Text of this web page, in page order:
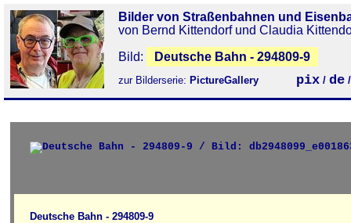
Bilder von Straßenbahnen und
von Bernd Kittendorf und Claudia
Bild:
Deutsche Bahn - 294809-9
zur Bilderserie: PictureGallery pix / de
Deutsche Bahn - 294809-9